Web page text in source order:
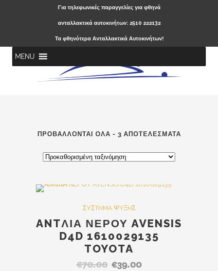
Για τηλεφωνικές παραγγελίες για φθηνά
ανταλλακτικά αυτοκινήτων: 2510 222132
Τα φθηνότερα Ανταλλακτικά Αυτοκινήτων!
MENU
ΠΡΟΒΆΛΛΟΝΤΑΙ ΌΛΑ - 3 ΑΠΟΤΕΛΈΣΜΑΤΑ
ΣYΣTHMA ΨYΞHΣ
ANTΛΙΑ ΝΕΡΟΥ AVENSIS
D4D 1610029135
TOYOTA
€70.00 Original
€39.00Η